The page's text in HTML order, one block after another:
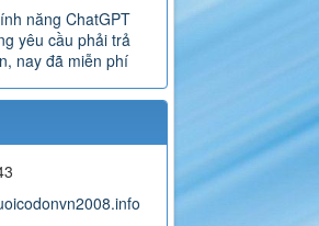
năng ChatGPT
yêu cầu phải trả
nay đã miễn phí